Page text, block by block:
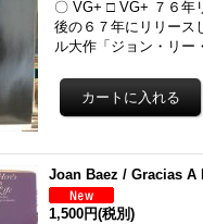
〇 VG+ □ VG+ ７６年
後の６７年にリリース
ル大作「ジョン・リ
Joan Baez / Gracias A
1,500円(税別)